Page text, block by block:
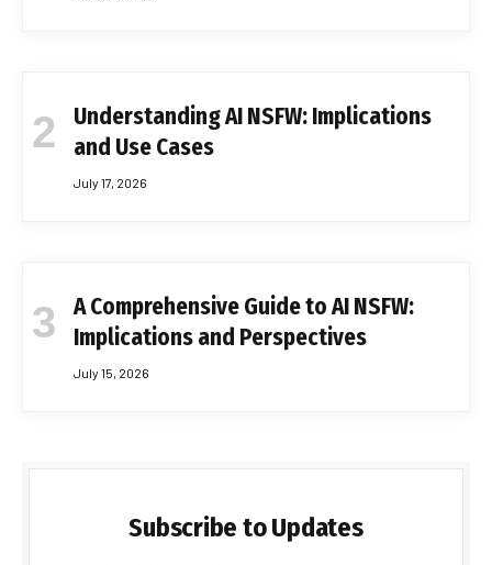
Understanding AI NSFW: Implications
and Use Cases
July 17, 2026
A Comprehensive Guide to AI NSFW:
Implications and Perspectives
July 15, 2026
Subscribe to Updates